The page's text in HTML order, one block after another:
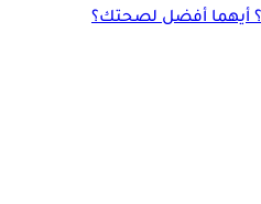
أيهما أفضل لصحتك؟